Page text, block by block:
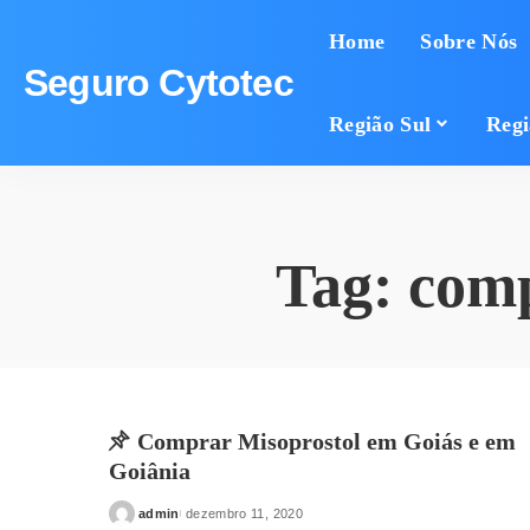
Seguro Cytotec
Home Sobre Nós
Região Sul
Tag:
Comprar Misoprostol em Goiás e em
Goiânia
Posted
admin dezembro 11, 2020